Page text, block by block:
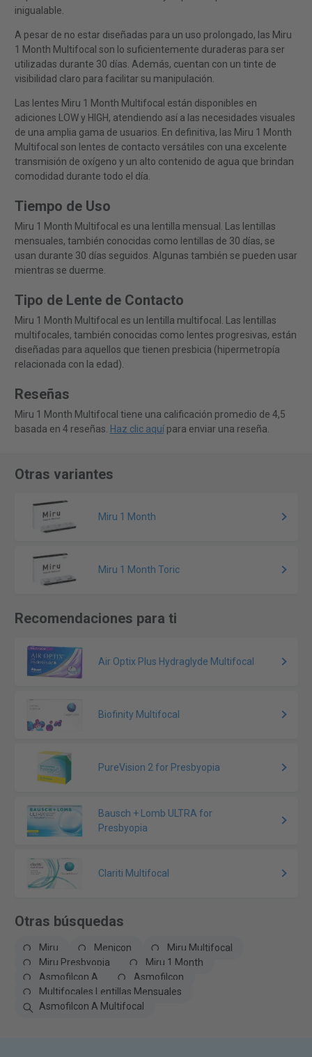
inigualable.
A pesar de no estar diseñadas para un uso prolongado, las Miru
1 Month Multifocal son lo suficientemente duraderas para ser
utilizadas durante 30 días. Además, cuentan con un tinte de
visibilidad claro para facilitar su manipulación.
Las lentes Miru 1 Month Multifocal están disponibles en
adiciones LOW y HIGH, atendiendo así a las necesidades visuales
de una amplia gama de usuarios. En definitiva, las Miru 1 Month
Multifocal son lentes de contacto versátiles con una excelente
transmisión de oxígeno y un alto contenido de agua que brindan
comodidad durante todo el día.
Tiempo de Uso
Miru 1 Month Multifocal es una lentilla mensual. Las lentillas
mensuales, también conocidas como lentillas de 30 días, se
usan durante 30 días seguidos. Algunas también se pueden usar
mientras se duerme.
Tipo de Lente de Contacto
Miru 1 Month Multifocal es un lentilla multifocal. Las lentillas
multifocales, también conocidas como lentes progresivas, están
diseñadas para aquellos que tienen presbicia (hipermetropía
relacionada con la edad).
Reseñas
Miru 1 Month Multifocal tiene una calificación promedio de 4,5
basada en 4 reseñas. Haz clic aquípara enviar una reseña.
Otras variantes
Miru 1 Month
Miru 1 Month Toric
Recomendaciones para ti
Air Optix Plus Hydraglyde Multifocal
Biofinity Multifocal
PureVision 2 for Presbyopia
Bausch + Lomb ULTRA for
Presbyopia
Clariti Multifocal
Otras búsquedas
Miru Menicon
Miru Multifocal
Miru Presbyopia
Miru 1 Month
Asmofilcon A
Asmofilcon
Multifocales Lentillas Mensuales
Asmofilcon A Multifocal